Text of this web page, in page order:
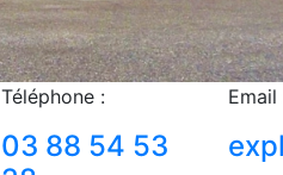
Téléphone :
03 88 54 53
Email